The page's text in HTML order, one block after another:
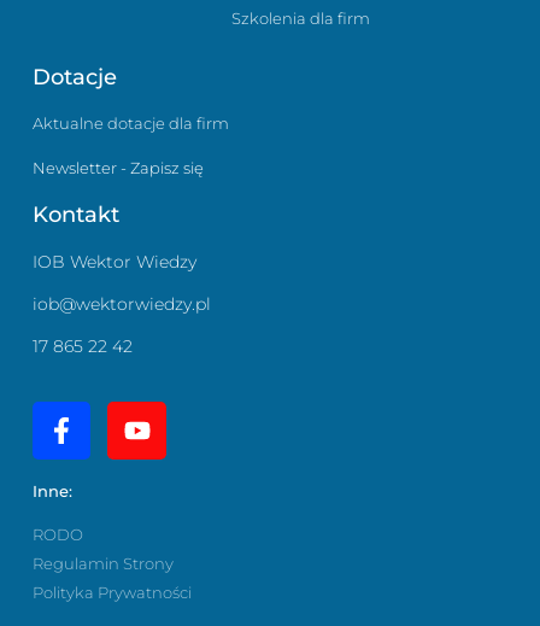
Szkolenia dla firm
Dotacje
Aktualne dotacje dla firm
Newsletter - Zapisz się
Kontakt
IOB Wektor Wiedzy
iob@wektorwiedzy.pl
17 865 22 42
Inne:
RODO
Regulamin Strony
Polityka Prywatności